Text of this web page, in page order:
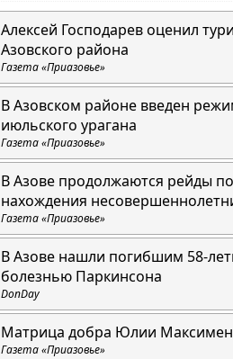
Алексей Господарев оценил
Азовского района
Газета «Приазовье»
В Азовском районе введен
июльского урагана
Газета «Приазовье»
В Азове продолжаются рейды
нахождения
Газета «Приазовье»
В Азове нашли погибшим 58-
болезнью Паркинсона
DonDay
Матрица добра Юлии
Газета «Приазовье»